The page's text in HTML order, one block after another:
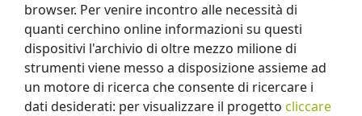
browser. Per venire incontro alle necessità di
quanti cerchino online informazioni su questi
dispositivi l'archivio di oltre mezzo milione di
strumenti viene messo a disposizione assieme ad
un motore di ricerca che consente di ricercare i
dati desiderati: per visualizzare il progetto cliccare